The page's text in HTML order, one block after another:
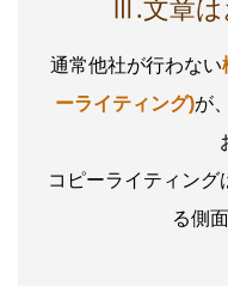
Ⅲ.文章
通常他社が行わない
ーライティング)が
コピーライティング
る側